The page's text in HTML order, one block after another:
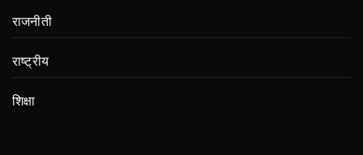
राजनीती
राष्ट्रीय
शिक्षा